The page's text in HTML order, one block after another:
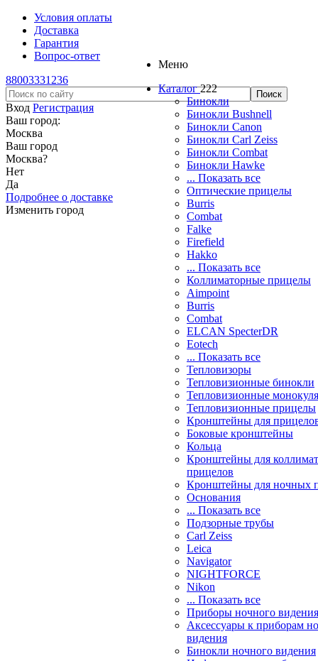
Условия оплаты
Доставка
Гарантия
Вопрос-ответ
88003331236
Вход Регистрация
Ваш город:
Москва
Ваш город
Москва?
Нет
Да
Подробнее о доставке
Изменить город
Меню
Каталог 222
Бинокли
Бинокли Bushnell
Бинокли Canon
Бинокли Carl Zeiss
Бинокли Combat
Бинокли Hawke
... Показать все
Оптические прицелы
Burris
Combat
Falke
Firefield
Hakko
... Показать все
Коллиматорные прицелы
Aimpoint
Burris
Combat
ELCAN SpecterDR
Eotech
... Показать все
Тепловизоры
Тепловизионные бинокли
Тепловизионные
Тепловизионные прицелы
Кронштейны для
Боковые кронштейны
Кольца
Кронштейны для
прицелов
Кронштейны для ночных
Основания
... Показать все
Подзорные трубы
Carl Zeiss
Leica
Navigator
NIGHTFORCE
Nikon
... Показать все
Приборы ночного видения
Аксессуары к приборам
видения
Бинокли ночного видения